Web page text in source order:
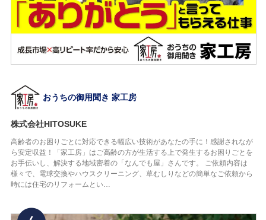
おうちの御用聞き 家工房
株式会社HITOSUKE
高齢者のお困りごとに対応できる幅広い技術があなたの手に！感謝されなが
ら安定収益！「家工房」はご高齢の方が生活する上で発生するお困りごとを
お手伝いし、解決する地域密着の「なんでも屋」さんです。 ご依頼内容は
様々で、電球交換やハウスクリーニング、草むしりなどの簡単なご依頼から
時には住宅のリフォームとい…